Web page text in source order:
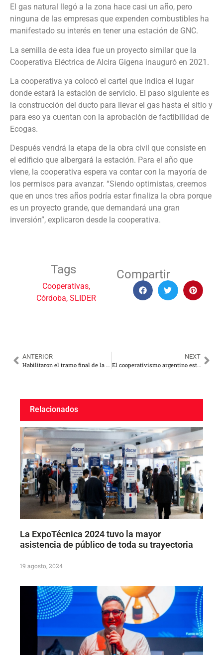
El gas natural llegó a la zona hace casi un año, pero
ninguna de las empresas que expenden combustibles ha
manifestado su interés en tener una estación de GNC.
La semilla de esta idea fue un proyecto similar que la
Cooperativa Eléctrica de Alcira Gigena inauguró en 2021.
La cooperativa ya colocó el cartel que indica el lugar
donde estará la estación de servicio. El paso siguiente es
la construcción del ducto para llevar el gas hasta el sitio y
para eso ya cuentan con la aprobación de factibilidad de
Ecogas.
Después vendrá la etapa de la obra civil que consiste en
el edificio que albergará la estación. Para el año que
viene, la cooperativa espera va contar con la mayoría de
los permisos para avanzar. “Siendo optimistas, creemos
que en unos tres años podría estar finaliza la obra porque
es un proyecto grande, que demandará una gran
inversión”, explicaron desde la cooperativa.
Tags
Cooperativas,
Córdoba, SLIDER
Compartir
ANTERIOR
NEXT
Relacionados
La ExpoTécnica 2024 tuvo la mayor
asistencia de público de toda su trayectoria
19 agosto, 2024